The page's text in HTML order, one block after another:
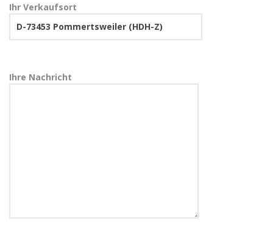
Ihr Verkaufsort
Ihre Nachricht